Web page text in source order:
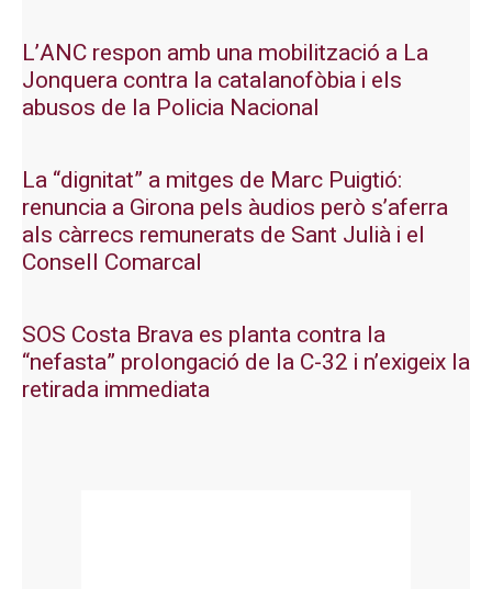
L’ANC respon amb una mobilització a La
Jonquera contra la catalanofòbia i els
abusos de la Policia Nacional
La “dignitat” a mitges de Marc Puigtió:
renuncia a Girona pels àudios però s’aferra
als càrrecs remunerats de Sant Julià i el
Consell Comarcal
SOS Costa Brava es planta contra la
“nefasta” prolongació de la C-32 i n’exigeix la
retirada immediata